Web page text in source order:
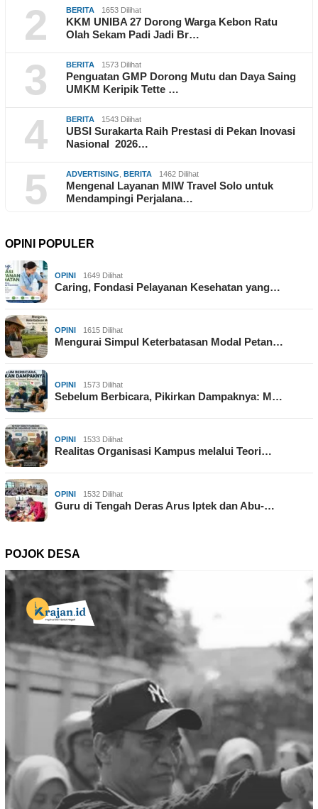
2 BERITA 1653 Dilihat
KKM UNIBA 27 Dorong Warga Kebon Ratu
Olah Sekam Padi Jadi Br…
3 BERITA 1573 Dilihat
Penguatan GMP Dorong Mutu dan Daya Saing
UMKM Keripik Tette …
4 BERITA 1543 Dilihat
UBSI Surakarta Raih Prestasi di Pekan Inovasi
Nasional 2026…
5 ADVERTISING BERITA 1462 Dilihat
Mengenal Layanan MIW Travel Solo untuk
Mendampingi Perjalana…
OPINI POPULER
OPINI 1649 Dilihat
Caring, Fondasi Pelayanan Kesehatan yang…
OPINI 1615 Dilihat
Mengurai Simpul Keterbatasan Modal Petan…
OPINI 1573 Dilihat
Sebelum Berbicara, Pikirkan Dampaknya: M…
OPINI 1533 Dilihat
Realitas Organisasi Kampus melalui Teori…
OPINI 1532 Dilihat
Guru di Tengah Deras Arus Iptek dan Abu-…
POJOK DESA